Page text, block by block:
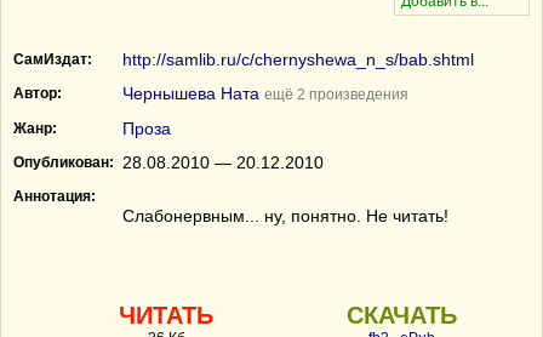
СамИздат: http://samlib.ru/c/chernyshewa_n_s/bab.shtml
Автор: Чернышева Ната ещё 2 произведения
Жанр:
Проза
Опубликован: 28.08.2010 — 20.12.2010
Аннотация:
Слабонервным... ну, понятно. Не читать!
ЧИТАТЬ СКАЧАТЬ